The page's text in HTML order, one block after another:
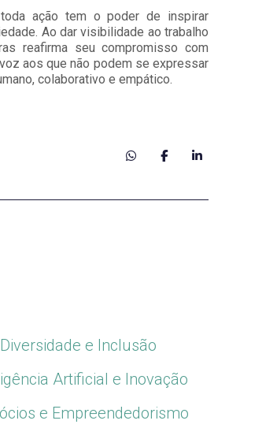
ação tem o poder de inspirar
Ao dar visibilidade ao trabalho
reafirma seu compromisso com
aos que não podem se expressar
colaborativo e empático.
Diversidade e Inclusão
Artificial e Inovação
e Empreendedorismo